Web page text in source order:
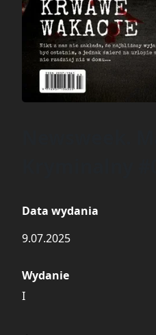
Data wydania
9.07.2025
Wydanie
I